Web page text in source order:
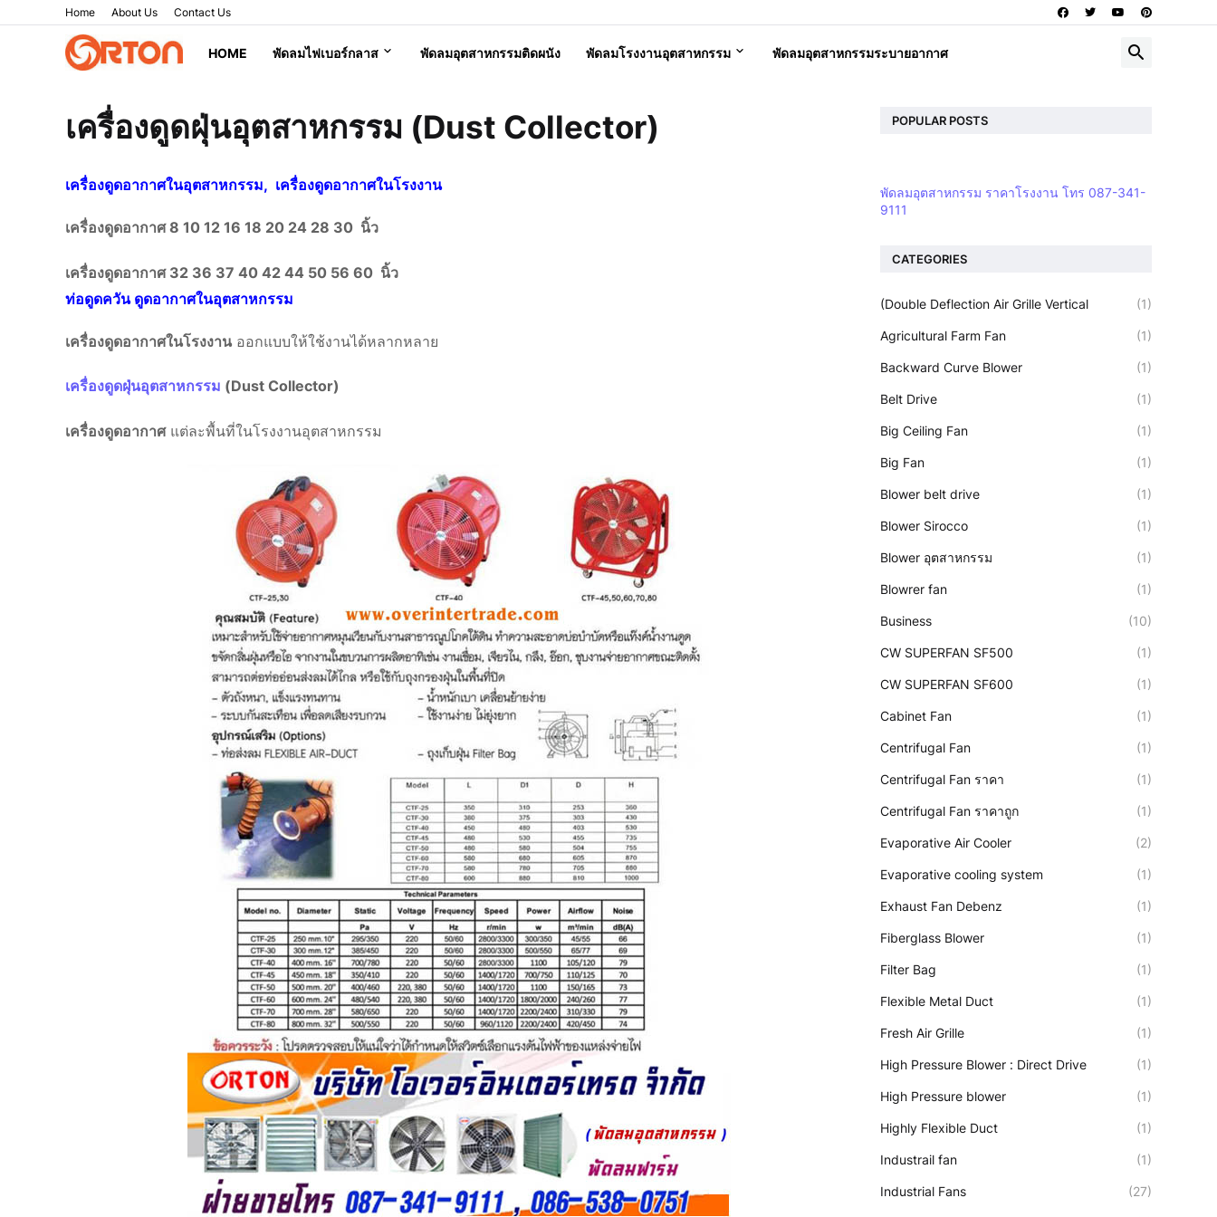
Home About Us Contact Us
HOME พัดลมไฟเบอร์กลาส พัดลมอุตสาหกรรมติดผนัง พัดลมโรงงานอุตสาหกรรม พัดลมอุตสาหกรรมระบายอากาศ
เครื่องดูดฝุ่นอุตสาหกรรม (Dust Collector)
เครื่องดูดอากาศในอุตสาหกรรม, เครื่องดูดอากาศในโรงงาน
เครื่องดูดอากาศ 8 10 12 16 18 20 24 28 30 นิ้ว
เครื่องดูดอากาศ 32 36 37 40 42 44 50 56 60 นิ้ว
ท่อดูดควัน ดูดอากาศในอุตสาหกรรม
เครื่องดูดอากาศในโรงงานออกแบบให้ใช้งานได้หลากหลาย
เครื่องดูดฝุ่นอุตสาหกรรม (Dust Collector)
เครื่องดูดอากาศแต่ละพื้นที่ในโรงงานอุตสาหกรรม
POPULAR POSTS
พัดลมอุตสาหกรรม ราคาโรงงาน โทร 087-341-
9111
CATEGORIES
(Double Deflection Air Grille Vertical (1)
Agricultural Farm Fan (1)
Backward Curve Blower (1)
Belt Drive (1)
Big Ceiling Fan (1)
Big Fan (1)
Blower belt drive (1)
Blower Sirocco (1)
Blower อุตสาหกรรม (1)
Blowrer fan (1)
Business (10)
CW SUPERFAN SF500 (1)
CW SUPERFAN SF600 (1)
Cabinet Fan (1)
Centrifugal Fan (1)
Centrifugal Fan ราคา (1)
Centrifugal Fan ราคาถูก (1)
Evaporative Air Cooler (2)
Evaporative cooling system (1)
Exhaust Fan Debenz (1)
Fiberglass Blower (1)
Filter Bag (1)
Flexible Metal Duct (1)
Fresh Air Grille (1)
High Pressure Blower : Direct Drive (1)
High Pressure blower (1)
Highly Flexible Duct (1)
Industrail fan (1)
Industrial Fans (27)